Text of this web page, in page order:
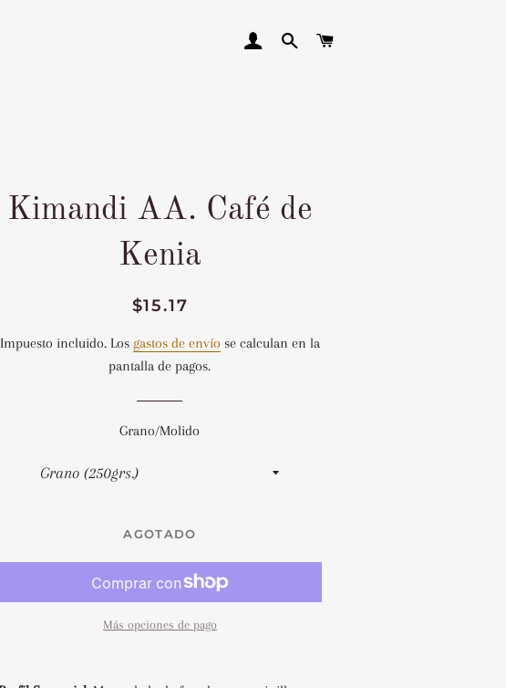
INGRESAR
BUSCAR
Kimandi AA. Café de
Kenia
Precio
Precio
venta
$15.17
Impuesto incluido. Los gastos de envío se calculan en la
pantalla de pagos.
Grano/Molido
AGOTADO
Más opciones de pago